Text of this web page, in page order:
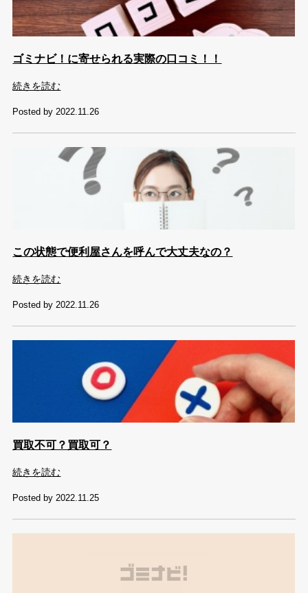
ゴミナビ！に寄せられる実際の口コミ！！
続きを読む
Posted by 2022.11.26
この状態で便利屋さんを呼んで大丈夫なの？
続きを読む
Posted by 2022.11.26
買取不可？買取可？
続きを読む
Posted by 2022.11.25